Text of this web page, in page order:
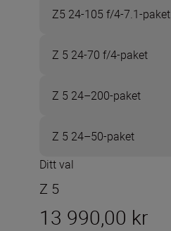
Z5 24-105 f/4-7.1-paket
Z 5 24-70 f/4-paket
Z 5 24–200-paket
Z 5 24–50-paket
Ditt val
Z 5
13 990,00 kr